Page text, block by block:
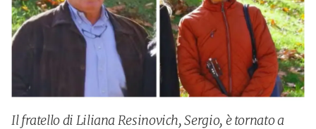
Il fratello di Liliana Resinovich, Sergio, è tornato a